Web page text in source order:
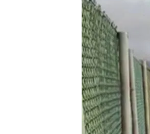
Cuatro al día
21 SEP 2021 -
El
Se
La